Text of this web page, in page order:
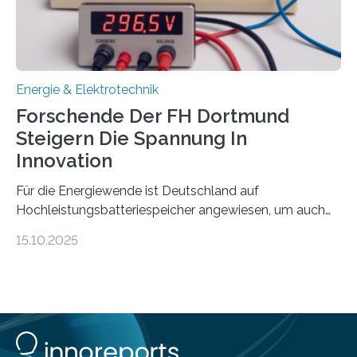
wissenschaftliche Erkenntnisse sollen rasch in die
Energie & Elektrotechnik
Forschende Der FH Dortmund
Steigern Die Spannung In
Innovation
Für die Energiewende ist Deutschland auf
Hochleistungsbatteriespeicher angewiesen, um auch
Doch mit der immensen Zahl einzelner Batteriezellen,
Projekt KV-BATT diese Verluste reduzieren und
erhöhen dazu die Spannung um das Zehn- bis
15.10.2025